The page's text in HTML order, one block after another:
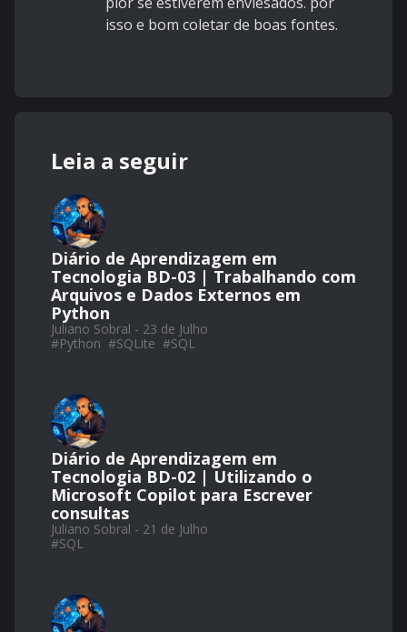
isso e bom coletar de boas fontes.
Leia a seguir
Diário de Aprendizagem em
Tecnologia BD-03 | Trabalhando com
Arquivos e Dados Externos em
Python
Juliano Sobral - 23 de Julho
#Python #SQLite #SQL
Diário de Aprendizagem em
Tecnologia BD-02 | Utilizando o
Microsoft Copilot para Escrever
consultas
Juliano Sobral - 21 de Julho
#SQL